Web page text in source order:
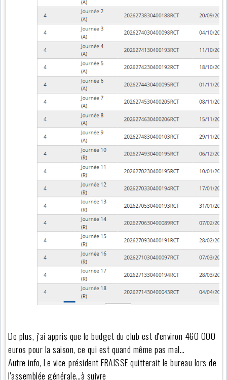
De plus, j'ai appris que le budget du club est d'environ 460 000
euros pour la saison, ce qui est quand même pas mal…
Autre info, Le vice-président FRAISSE quitterait le bureau lors de
l'assemblée générale…à suivre